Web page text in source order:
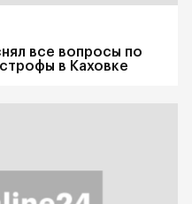
все вопросы по
в Каховке